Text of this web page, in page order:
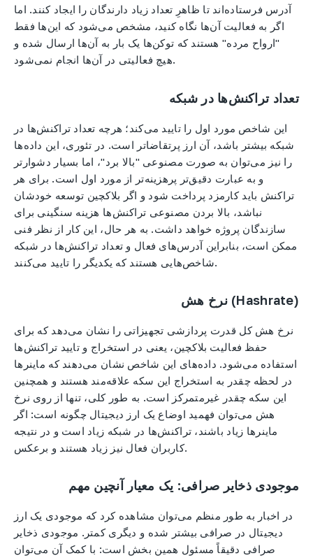
آدرس فرستاده‌اند تا ظاهرِ تعداد زیاد دارندگان را ایجاد کنند. اما
اگر به فعالیت آن‌ها نگاه کنید، مشخص می‌شود که این‌ها فقط
"ارواح مرده" هستند که توکن‌ها یک بار به آن‌ها ارسال شده و
هیچ فعالیتی در آن‌ها انجام نمی‌شود.
تعداد تراکنش‌ها در شبکه
این شاخص مورد اول را تایید می‌کند؛ هرچه تعداد تراکنش‌ها در
شبکه بیشتر باشد، آن ارز پرتقاضاتر است. در تئوری، این داده‌ها
را نیز می‌توان به صورت مصنوعی "بالا برد"، اما بسیار دشوارتر
و به عبارت دقیق‌تر پرهزینه‌تر از مورد اول است. برای هر
تراکنش باید کارمزد پرداخت شود و اگر بلاکچین توسعه خودشان
نباشد، بالا بردن مصنوعی تراکنش‌ها هزینه سنگینی برای
سازندگان پروژه خواهد داشت. به هر حال، این کار از نظر فنی
ممکن است، بنابراین آدرس‌های فعال و تعداد تراکنش‌ها در شبکه
نرخ هش (Hashrate)
نرخ هش کل قدرت پردازشی تجهیزاتی را نشان می‌دهد که برای
حفظ فعالیت بلاکچین، یعنی در استخراج و تایید تراکنش‌ها
استفاده می‌شود. داده‌های این شاخص نشان می‌دهند که ماینرها
در لحظه چقدر به استخراج این سکه علاقه‌مند هستند و همچنین
این سکه چقدر غیرمتمرکز است. به طور کلی، تنها از روی نرخ
هش می‌توان فهمید اوضاع یک ارز دیجیتال چگونه است: اگر
ماینرها زیاد باشند، تراکنش‌ها در شبکه زیاد است و در نتیجه
کاربران فعال نیز زیاد هستند و برعکس.
موجودی ذخایر صرافی: یک معیار آنچین مهم
در اخبار به طور منظم می‌توان مشاهده کرد که موجودی یک ارز
دیجیتال در صرافی بیشتر شده و دیگری کمتر. موجودی ذخایر
صرافی دقیقاً مسئول همین بخش است: با کمک آن می‌توان